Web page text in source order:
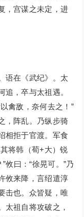
，宫谋之未定，进
在《武纪》。太
，卒与太祖遇。
禽敌，奈何去之！”
，阵乱。乃纵步骑
相拒于官渡。军食
将韩（荀+大）锐
攸曰：“徐晃可。”乃
攸来降，言绍遣淳
击也。众皆疑，唯
太祖自将攻破之，